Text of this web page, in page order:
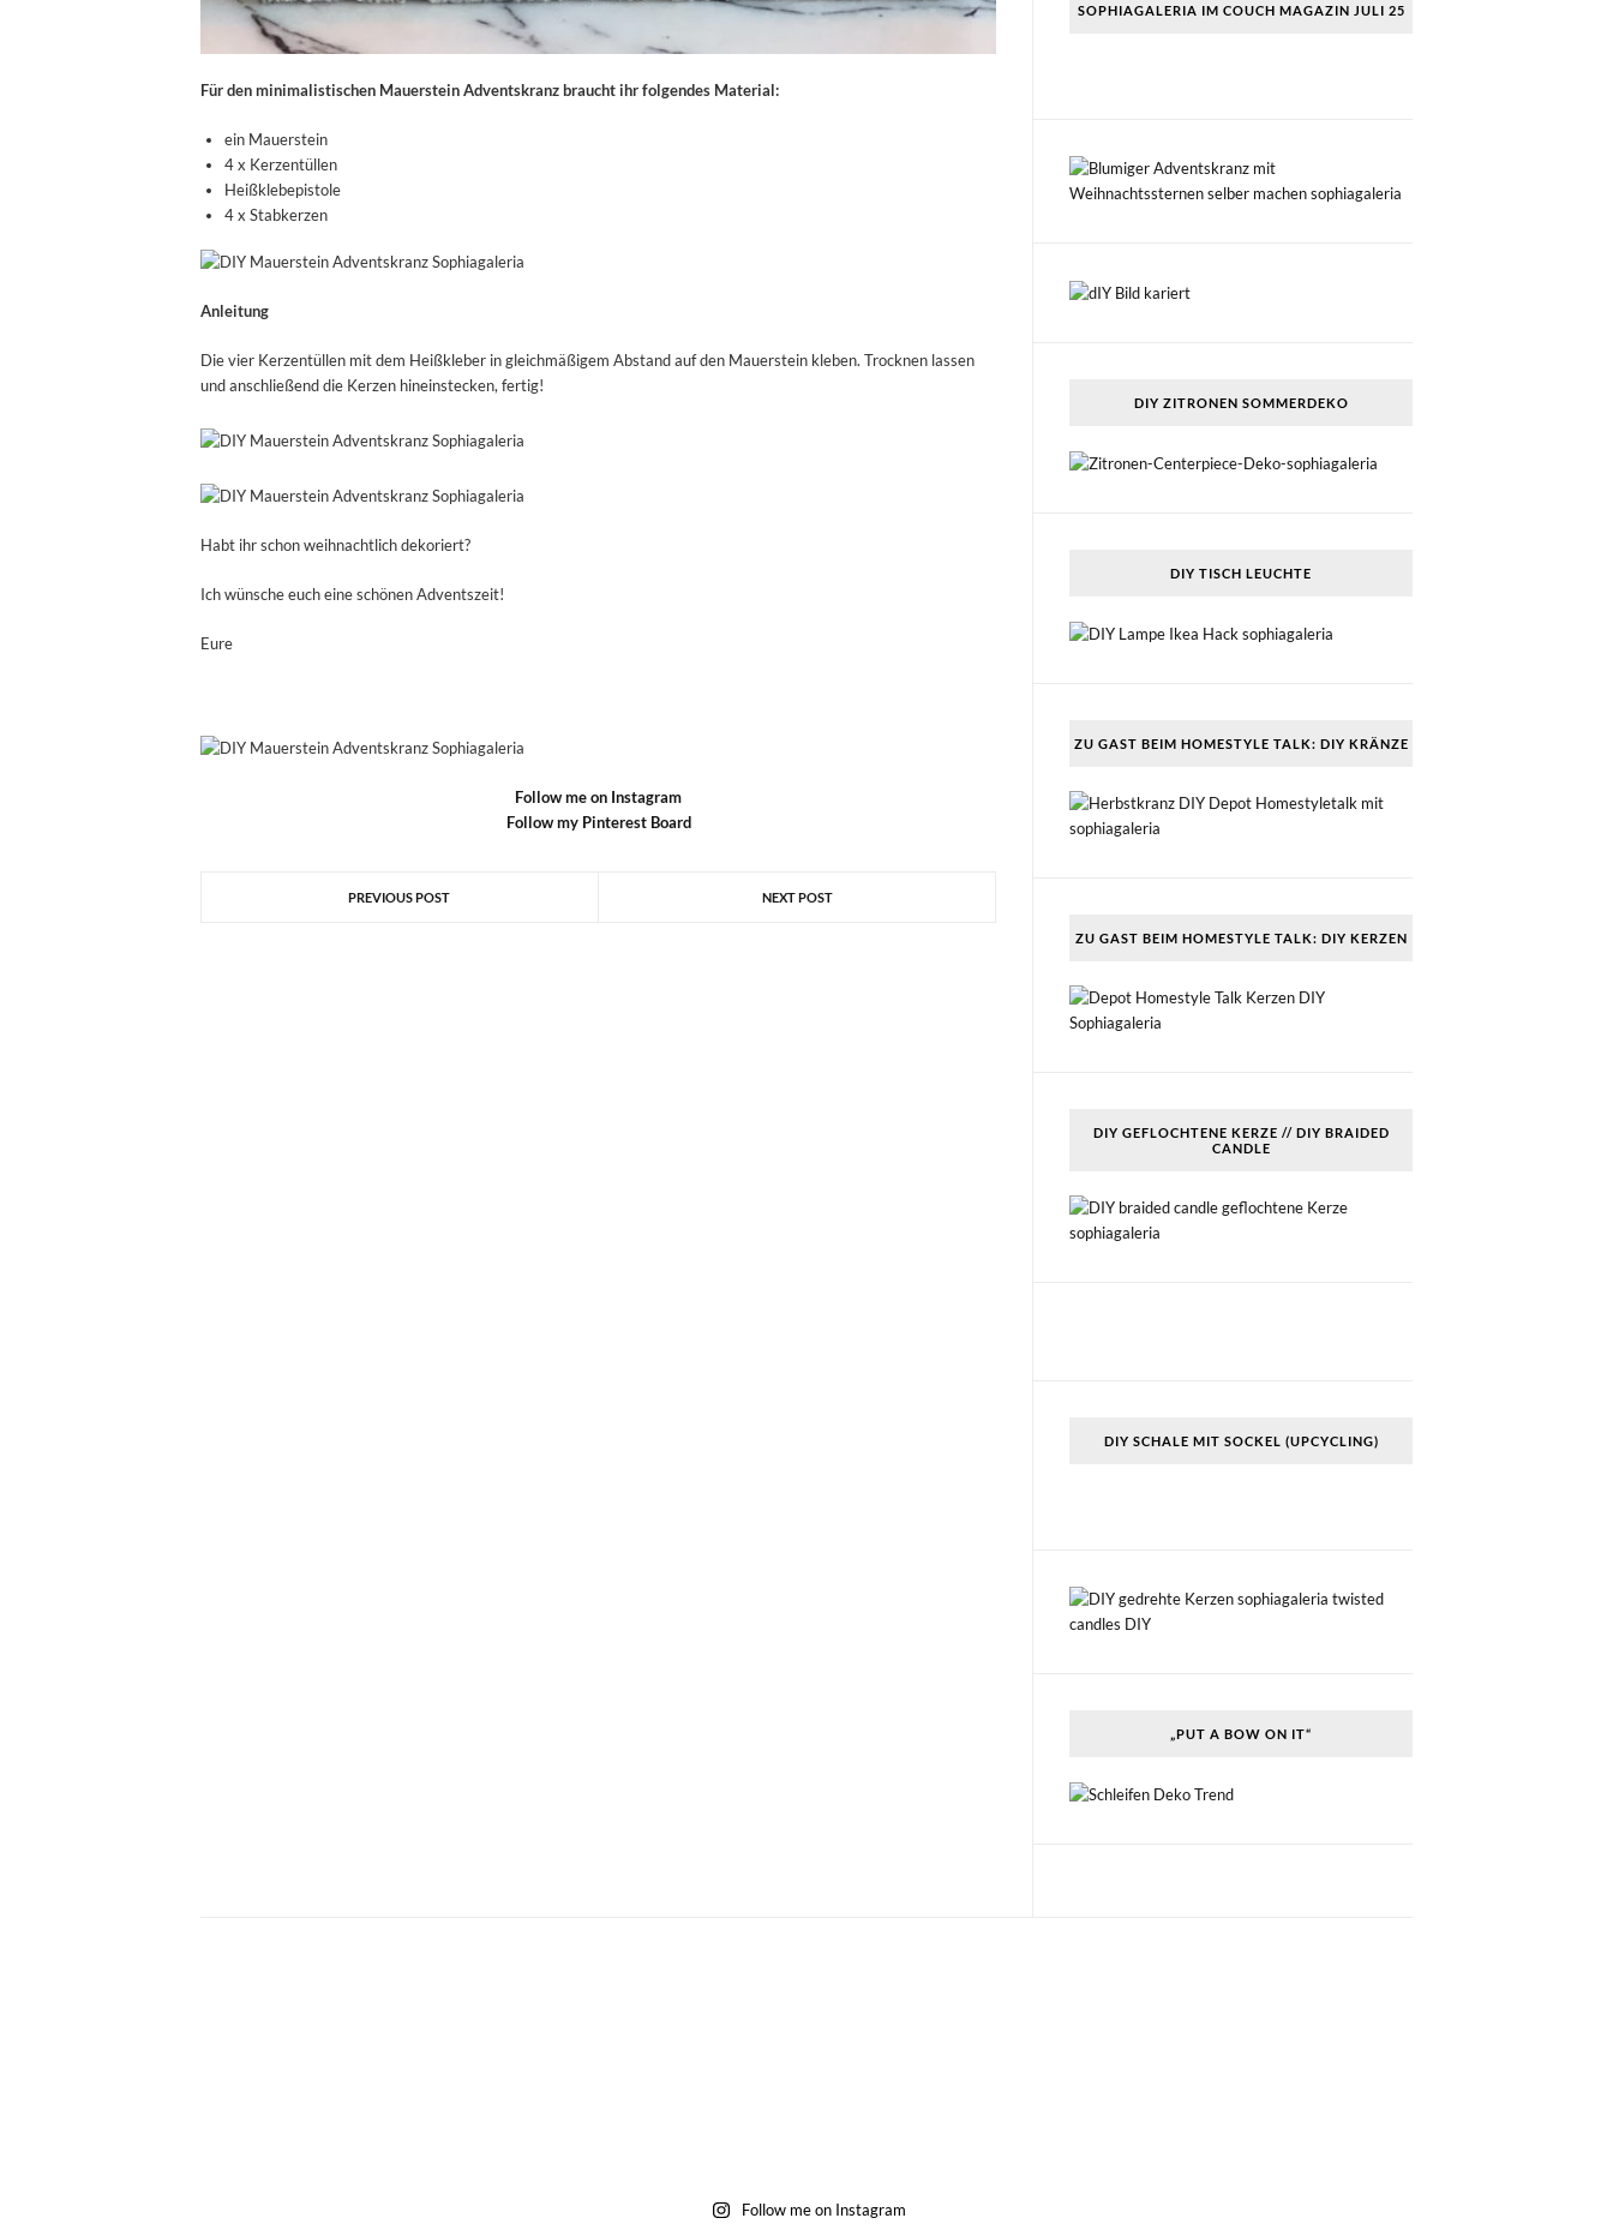
Für den minimalistischen Mauerstein Adventskranz braucht ihr folgendes Material:
ein Mauerstein
4 x Kerzentüllen
Heißklebepistole
4 x Stabkerzen
Anleitung
Die vier Kerzentüllen mit dem Heißkleber in gleichmäßigem Abstand auf den Mauerstein kleben. Trocknen lassen
und anschließend die Kerzen hineinstecken, fertig!
Habt ihr schon weihnachtlich dekoriert?
Ich wünsche euch eine schönen Adventszeit!
Eure
Follow me on Instagram
Follow my Pinterest Board
PREVIOUS POST NEXT POST
SOPHIAGALERIA IM COUCH MAGAZIN JULI 25
DIY ZITRONEN SOMMERDEKO
DIY TISCH LEUCHTE
ZU GAST BEIM HOMESTYLE TALK: DIY KRÄNZE
ZU GAST BEIM HOMESTYLE TALK: DIY KERZEN
DIY GEFLOCHTENE KERZE // DIY BRAIDED
CANDLE
DIY SCHALE MIT SOCKEL (UPCYCLING)
„PUT A BOW ON IT“
Follow me on Instagram